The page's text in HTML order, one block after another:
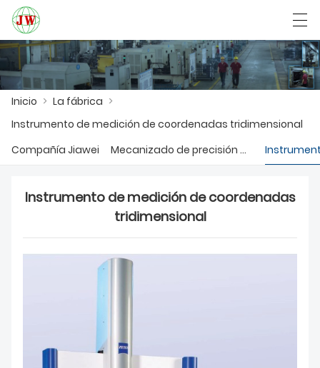
NOTICIAS
العربية Български Deutsch English
Inicio > La fábrica >
Instrumento de medición de coordenadas tridimensional
Compañía Jiawei
Mecanizado de precisión CNC
Instrumento de medición de coordenadas
tridimensional